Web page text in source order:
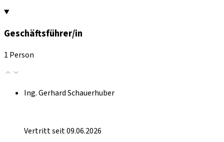
Geschäftsführer/in
1 Person
Ing. Gerhard Schauerhuber
Vertritt seit 09.06.2026